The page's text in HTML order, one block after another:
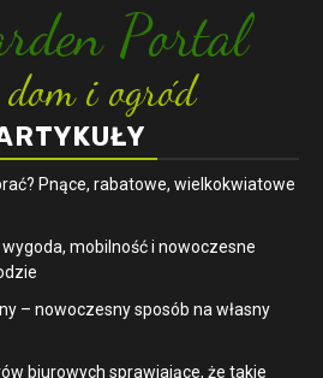
Pnące, rabatowe, wielkokwiatowe
mobilność i nowoczesne
– nowoczesny sposób na własny
biurowych sprawiające, że takie